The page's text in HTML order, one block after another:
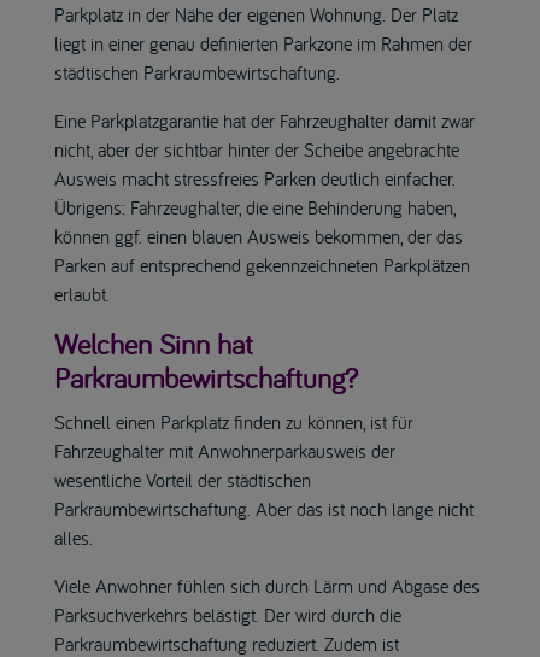
Parkplatz in der Nähe der eigenen Wohnung. Der Platz
liegt in einer genau definierten Parkzone im Rahmen der
städtischen Parkraumbewirtschaftung.
Eine Parkplatzgarantie hat der Fahrzeughalter damit zwar
nicht, aber der sichtbar hinter der Scheibe angebrachte
Ausweis macht stressfreies Parken deutlich einfacher.
Übrigens: Fahrzeughalter, die eine Behinderung haben,
können ggf. einen blauen Ausweis bekommen, der das
Parken auf entsprechend gekennzeichneten Parkplätzen
erlaubt.
Welchen Sinn hat
Parkraumbewirtschaftung?
Schnell einen Parkplatz finden zu können, ist für
Fahrzeughalter mit Anwohnerparkausweis der
wesentliche Vorteil der städtischen
Parkraumbewirtschaftung. Aber das ist noch lange nicht
alles.
Viele Anwohner fühlen sich durch Lärm und Abgase des
Parksuchverkehrs belästigt. Der wird durch die
Parkraumbewirtschaftung reduziert. Zudem ist